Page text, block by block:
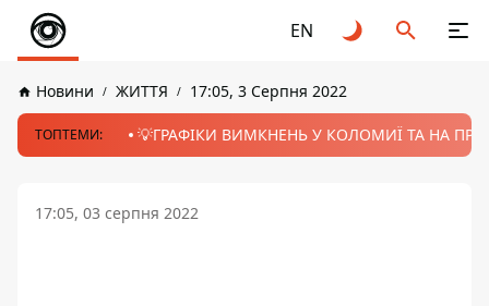
EN
Новини ЖИТТЯ 17:05, 3 Серпня 2022
ТОПТЕМИ: 💡ГРАФІКИ ВИМКНЕНЬ У КОЛОМИЇ ТА НА
17:05, 03 серпня 2022